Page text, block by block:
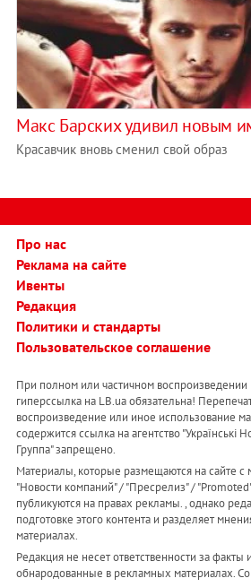
Макс Барских удивил новым
Красавчик вновь сменил свой образ
Про нас
Реклама на сайте
Ивенты
Редакция
Политики и стандарты
Пользовательское соглашение
При полном или частичном воспроизведении
гиперссылка на LB.ua обязательна!
воспроизведение или иное использование
содержится ссылка на агентство "Українськi
Группа" запрещено.
Материалы, которые размещаются на сайте с
"Новости компаний" / "Пресрелиз" /
публикуются на правах рекламы. , однако
подготовке этого контента и разделяет
материалах.
Редакция не несет ответственности за
обнародованные в рекламных материалах.